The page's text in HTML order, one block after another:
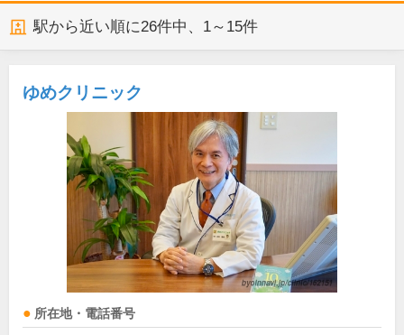
駅から近い順に26件中、 1～15件
ゆめクリニック
所在地・電話番号